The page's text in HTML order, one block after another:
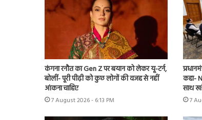
कंगना रनौत का Gen Z पर बयान को लेकर यू-टर्न,
बोलीं- पूरी पीढ़ी को कुछ लोगों की वजह से नहीं
आंकना चाहिए
7 August 2026 - 6:13 PM
कहा-
साथ
7